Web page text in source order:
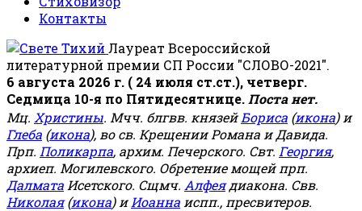
Контакты
Лауреат Всероссийской
литературной премии СП России "СЛОВО-2021".
6 августа 2026 г. ( 24 июля ст.ст.), четверг.
Седмица 10-я по Пятидесятнице. Поста нет.
Мц. Христины. Мчч. блгвв. князейБориса (икона) и
Глеба (икона), во св. Крещении Романа и Давида.
Прп. Поликарпа, архим. Печерского. Свт. Георгия,
архиеп. Могилевского. Обретение мощей прп.
Далмата Исетского. Сщмч. Алфеядиакона. Свв.
Николая(икона) иИоанна испп., пресвитеров.